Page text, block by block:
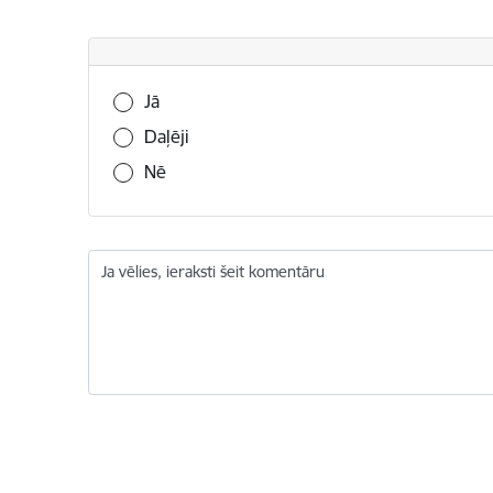
Vai šī informācija bija noderīga?
Jā
Daļēji
Nē
Ja vēlies, ieraksti šeit komentāru